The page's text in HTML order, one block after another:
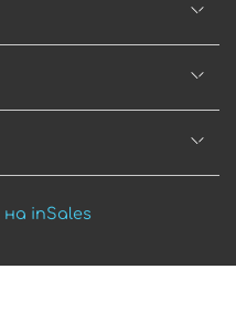
inSales